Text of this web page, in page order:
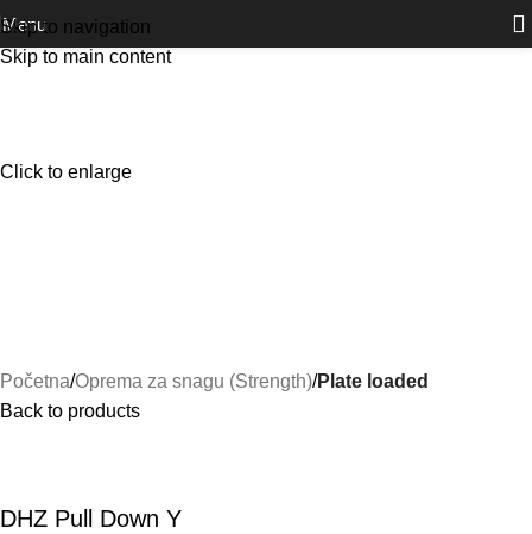
Skip to navigation
Skip to main content
Outlet
Menu
Click to enlarge
Početna Oprema za snagu (Strength) Plate loaded
Back to products
DHZ Pull Down Y